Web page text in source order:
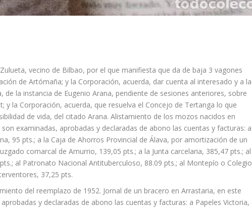
vecino de Bilbao, por el que manifiesta que da de baja 3 vagones
de Artómaña; y la Corporación, acuerda, dar cuenta al interesado y a la
de la instancia de Eugenio Arana, pendiente de sesiones anteriores, sobre
y la Corporación, acuerda, que resuelva el Concejo de Tertanga lo que
de vida, del citado Arana. Alistamiento de los mozos nacidos en
examinadas, aprobadas y declaradas de abono las cuentas y facturas: a
95 pts.; a la Caja de Ahorros Provincial de Álava, por amortización de un
comarcal de Amurrio, 139,05 pts.; a la Junta carcelaria, 385,47 pts.; al
al Patronato Nacional Antituberculoso, 88.09 pts.; al Montepío o Colegio
37,25 pts.
del reemplazo de 1952. Jornal de un bracero en Arrastaria, en este
y declaradas de abono las cuentas y facturas: a Papeles Victoria,